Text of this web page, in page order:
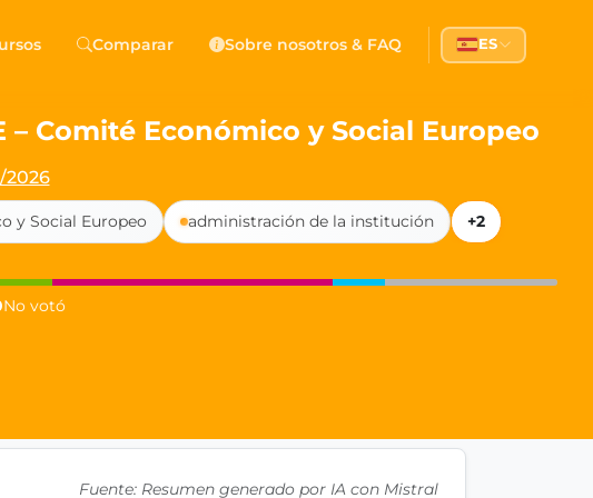
Democracy
digital democracy, government transparency, and citizen
Comparar Sobre nosotros & FAQ ES
Comité Económico y Social Europeo
2026
y Social Europeo administración de la institución
+2
No votó
Fuente: Resumen generado por IA con Mistral